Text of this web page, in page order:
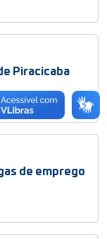
Piracicaba
de emprego